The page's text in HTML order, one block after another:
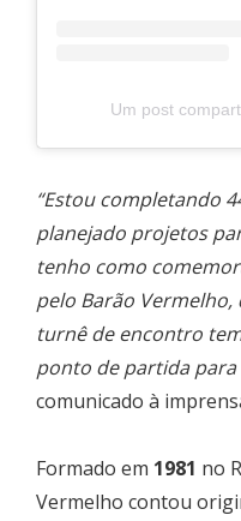
Um post
“Estou completando
planejado projetos
tenho como
pelo Barão Vermelho,
turnê de encontro
ponto de partida para
comunicado à
Formado em 1981 no
Vermelho contou